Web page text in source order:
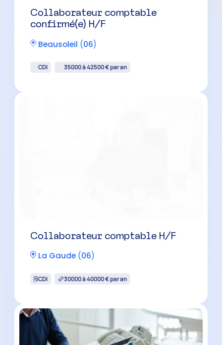
Collaborateur comptable
confirmé(e) H/F
Beausoleil (06)
CDI 35000 à 42500 € par an
Collaborateur comptable H/F
La Gaude (06)
CDI 30000 à 40000 € par an